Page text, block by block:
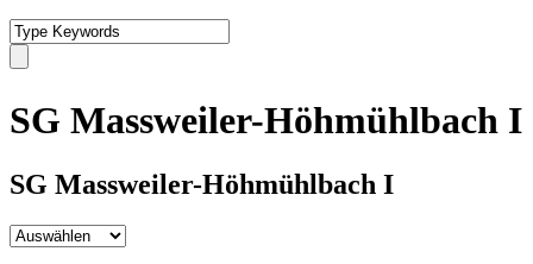
SG Massweiler-Höhmühlbach I
SG Massweiler-Höhmühlbach I